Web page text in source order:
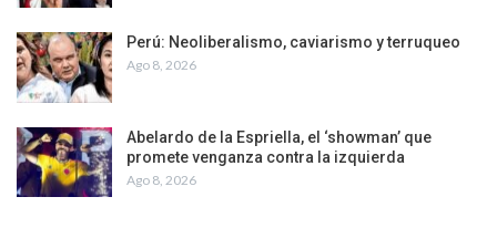
Perú: Neoliberalismo, caviarismo y terruqueo
Ago 8, 2026
Abelardo de la Espriella, el ‘showman’ que
promete venganza contra la izquierda
Ago 8, 2026